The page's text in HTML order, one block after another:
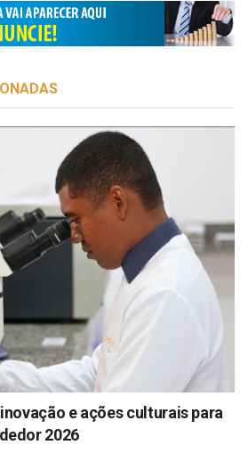
e ações culturais para
2026